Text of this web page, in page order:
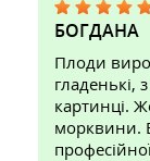
БОГДАНА
Плоди
гладенькі,
картинці.
морквини.